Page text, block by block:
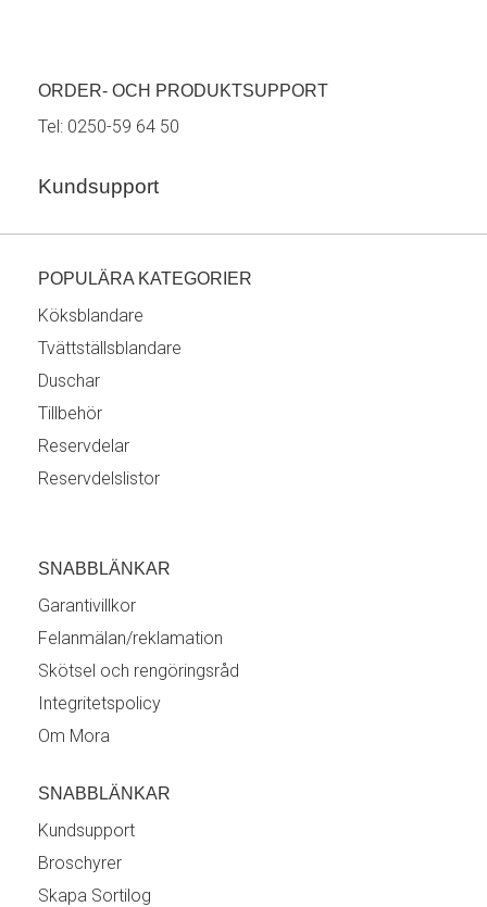
ORDER- OCH PRODUKTSUPPORT
Tel: 0250-59 64 50
Kundsupport
POPULÄRA KATEGORIER
Köksblandare
Tvättställsblandare
Duschar
Tillbehör
Reservdelar
Reservdelslistor
SNABBLÄNKAR
Garantivillkor
Felanmälan/reklamation
Skötsel och rengöringsråd
Integritetspolicy
Om Mora
SNABBLÄNKAR
Kundsupport
Broschyrer
Skapa Sortilog